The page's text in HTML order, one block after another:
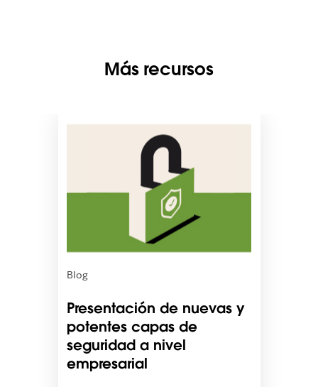
Más recursos
Blog
Presentación de nuevas y
potentes capas de
seguridad a nivel
empresarial